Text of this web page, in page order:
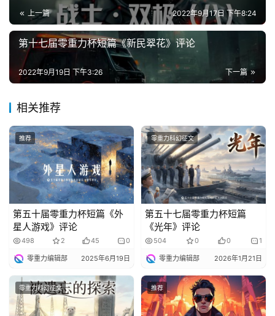
上一篇 2022年9月17日 下午8:24
第十七届零重力杯短篇《新民翠花》评论
下一篇
2022年9月19日 下午3:26
相关推荐
推荐
第五十届零重力杯短篇《外
星人游戏》评论
498 2 45 0
零重力编辑部 2025年6月19日
零重力科幻征文
第五十七届零重力杯短篇
《光年》评论
504 0 0 1
零重力编辑部 2026年1月21日
零重力科幻征文 推荐